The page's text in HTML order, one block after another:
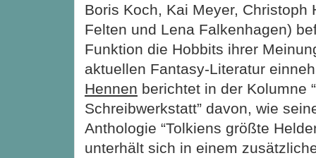
Boris Koch, Kai Meyer, Christoph
Felten und Lena Falkenhagen)
Funktion die Hobbits ihrer
aktuellen Fantasy-Literatur
Hennen berichtet in der Kolumne
Schreibwerkstatt” davon, wie
Anthologie “Tolkiens größte
unterhält sich in einem